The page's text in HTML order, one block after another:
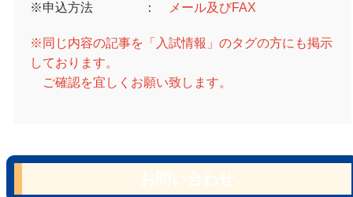
※申込方法 ：
メール及びFAX
※同じ内容の記事を「入試情報」のタグの方にも掲示
しております。
ご確認を宜しくお願い致します。